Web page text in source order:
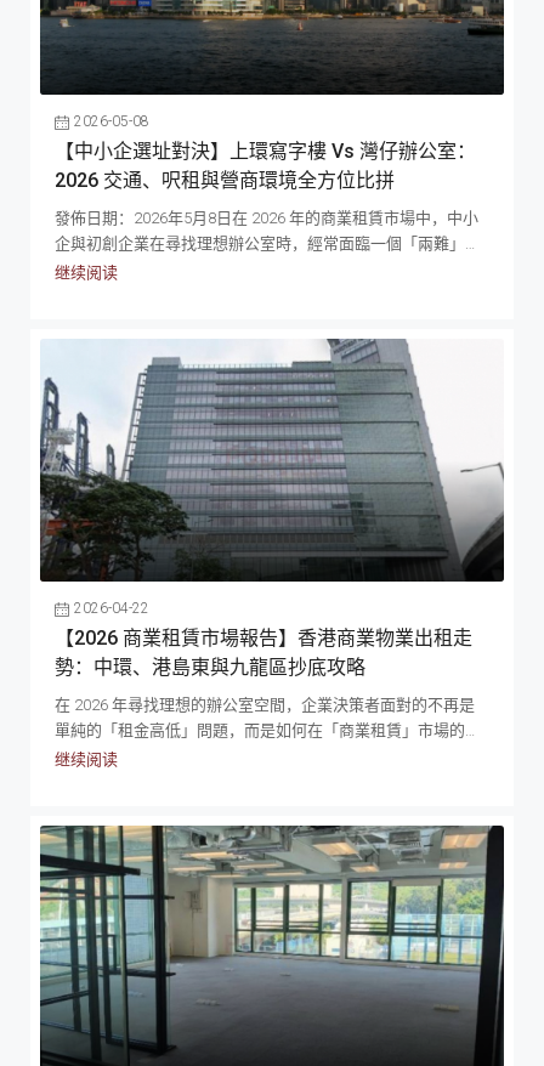
的分別 雖然差餉物業估價署並沒有一個硬性的商廈分級標準，
但在中環這個核心戰場，市場早已形成了一套森嚴的評級體
系，深刻影響著企業形象與運作效率。 甲級寫字樓是身份及權
力的象徵，通常定義為「新型、裝修上乘、配備先進設施」和
「統一業主」的大廈，例如國際金融中心 (IFC) 或交易廣場。它
們擁有寬敞且裝飾華麗的地面大堂，配備完善的中央空調與充
裕的載客升降機，確保你在繁忙時間不用排長龍。一般而言，
所有國際大企業、金融巨頭、跨國銀行、頂尖律師樓及會計師
樓…等，都匯聚於中環甲級寫字樓。所以，一般企業如果選址
在中環甲級寫字樓，也代表著具備足夠實力，是行業內的精英
份子，是身份的象徵。 乙級寫字樓則是中環辦公室市場高性價
敵海景或名牌效應，升降機數量可能較少，大堂裝修也較為樸
實，但勝在實用率通常較高，因為少了那些浮誇的裝飾與幕牆
設計。最吸引人的是其租金優勢，可能是中環區甲級寫字樓租
金的60-70% , 而且，不少乙級商廈擁有可開啟的窗戶或獨立冷
氣，這對於需要長時間加班的公司來說，是一個重要的優勢。
至於丙級寫字樓，則是那些隱身於荷李活道或舊街區的大廈，
樓齡較舊，設施相對簡陋，甚至沒有中央冷氣，主要吸引預算
極其有限或只需商業登記地址的微型企業。 香港寫字樓出租市
場最新風向標 (2026年) 上半年首季中環寫字樓租金已回升超過
11%，惟其他區域仍見小幅回落跡象。本行預測，2026年甲級
寫字樓租金將按年下跌2%；但跌勢較2025年下半年已有收窄，
反映租金下行週期或接近尾聲。 另一方面，核心商業區（例如
中環）的優質資產市場亦逐步企穩，具備溫和回升條件。因
此，若準備租入中環寫字樓的企業，可更需密切留意市況，適
時把握租賃窗口，入手心儀辦公室。 選擇甲級還是乙級寫字
樓，並不單單是一個租金分別，而是一個企業戰略級的選擇
題。甲級寫字樓所提供的是身份地位、信用、效率，因為租金
以留低更多的現金流調配，有助你捉緊一些突如其來的發展機
會。在 2026 年這個充滿機遇與挑戰的年份，沒有絕對正確的
選擇，只有最適合你發展階段的選擇。 如果你有興趣了解更
多，或有租辦公室的需要，可以馬上聯絡我們。Podium...
2026-05-08
【中小企選址對決】上環寫字樓 Vs 灣仔辦公室：
2026 交通、呎租與營商環境全方位比拼
發佈日期：2026年5月8日在 2026 年的商業租賃市場中，中小
企與初創企業在尋找理想辦公室時，經常面臨一個「兩難」：
既想避開中環核心區高昂的租金，又必須保留港島區的便利交
之父」麥可·波特 (Michael E. Porter) 在其產業聚落 (Business
Clusters) 理論中所指：「在全球化經濟中，持久的競爭優勢往
往越來越依賴於『本地化』的元素——那些遠方競爭對手無法輕
易複製的知識、人際網絡與動力。」選擇上環還是灣仔，你買
的從來不只是一個辦公空間，而是該區獨有的人際網絡、行業
知識與商機。為了讓企業決策者一目了然，我們率先為你總結
這兩大核心商區的「營商 DNA」： 上環 vs 灣仔 營商 DNA 對
比 上環寫字樓：追求靈活性與「中環邊緣」效應的初創首選 對
於想保留港島商業血脈，但又追求高度營運靈活性的大中小企
來說，上環不單是中環的延伸，更是連接大灣區的交通要塞 。
透過尋找優質的上環寫字樓出租盤源，企業能獲得極高的戰略
優勢。...
继续阅读
2026-04-22
【2026 商業租賃市場報告】香港商業物業出租走
勢：中環、港島東與九龍區抄底攻略
在 2026 年尋找理想的辦公室空間，企業決策者面對的不再是
單純的「租金高低」問題，而是如何在「商業租賃」市場的板
塊輪動中，利用高空置率的談判優勢，為公司進行一次零死角
款操作指引及成本計算方法， 請參閱我們的 2026 香港辦公室
出租終極指南。為了讓管理層快速掌握市場脈搏，我們將 2026
年香港商業物業出租的核心走勢與實戰數據，總結於以下概
覽： 2026 香港辦公室出租市場預測： 核心評估範疇2026 實戰
數據與市場走勢大市租金走勢預測 2026 年甲級寫字樓租金按
年下降 3%，跌勢已見收窄，核心區優質資產逐步企穩，進入
抄底尾聲。整體市場造就了絕對的「租客市場」。免租期
(Rent-free)...
继续阅读